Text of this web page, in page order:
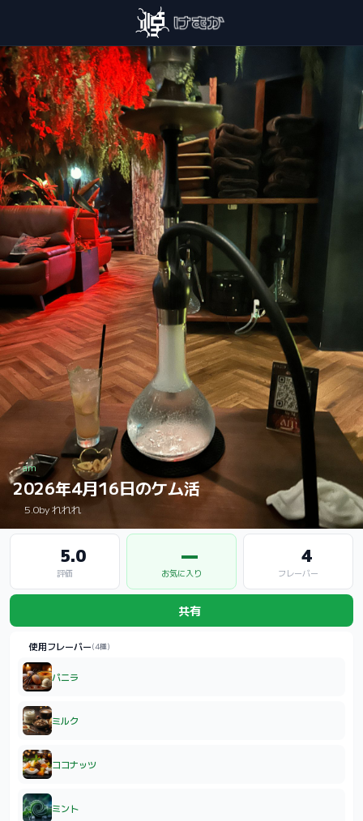
am
2026年4月16日のケム活
5.0by れれれ
5.0
評価
—
お気に入り
4
フレーバー
共有
使用フレーバー(4種)
バニラ
ミルク
ココナッツ
ミント